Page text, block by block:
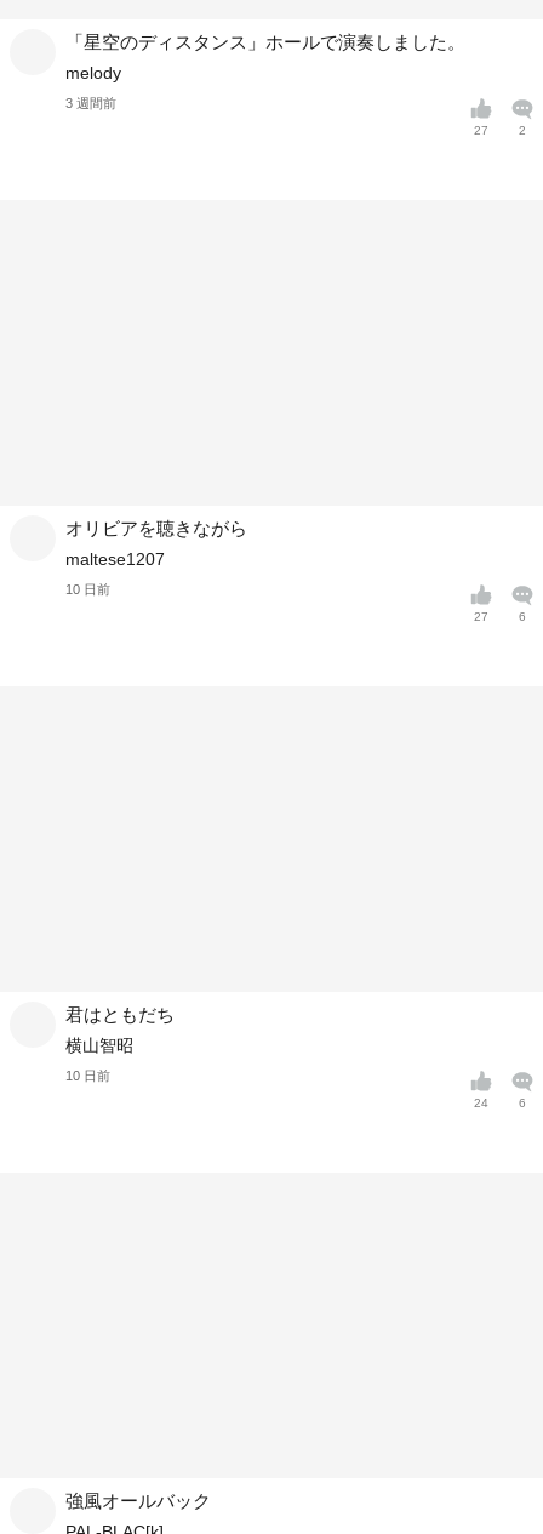
「星空のディスタンス」ホールで演奏しました。
melody
3 週間前
27 2
オリビアを聴きながら
maltese1207
10 日前
27 6
君はともだち
横山智昭
10 日前
24 6
強風オールバック